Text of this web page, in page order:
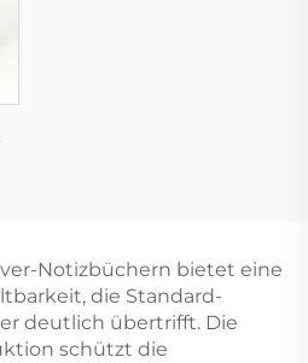
Notizbüchern bietet eine
die Standard-
deutlich übertrifft. Die
schützt die